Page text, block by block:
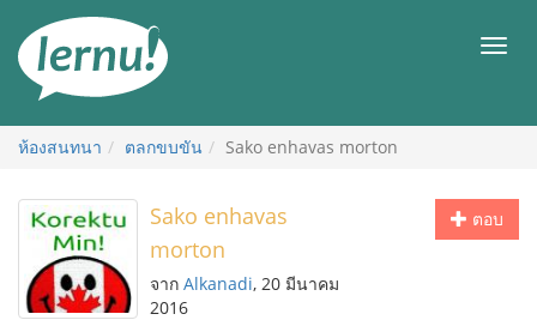
สารบัญ
เมนู
ห้องสนทนา ตลกขบขัน Sako enhavas morton
ตอบ
Sako enhavas
morton
จาก Alkanadi, 20 มีนาคม
2016